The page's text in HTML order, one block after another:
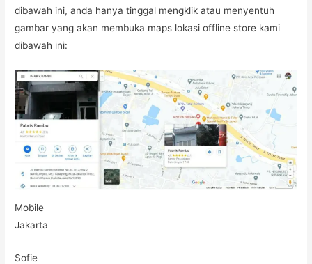
dibawah ini, anda hanya tinggal mengklik atau menyentuh
gambar yang akan membuka maps lokasi offline store kami
dibawah ini:
Mobile
Jakarta
Sofie